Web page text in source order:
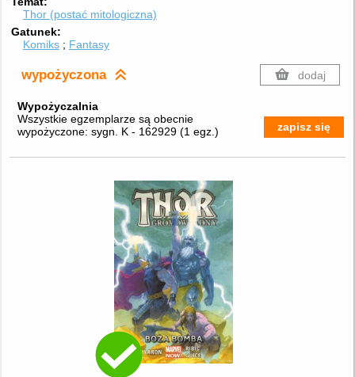
Thor (postać mitologiczna)
Gatunek
Komiks
Fantasy
wypożyczona dodaj
Wypożyczalnia
Wszystkie egzemplarze są obecnie
wypożyczone: sygn. K - 162929 (1 egz. ) zapisz się